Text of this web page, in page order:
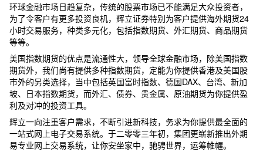
环球金融市场日趋复杂，传统的股票市场已不能满足大众投资者，
为了令客户有更多投资良机，辉立证券特别为客户提供海外期货24
小时交易服务，种类多元化，包括指数期货、外汇期货、商品期货
等等。
美国指数期货的优点是流通性大，领导全球金融市场，除美国指数
期货外，我们尚有提供多种指数期货，定能为你提供香港及美国股
市外的另类选择，当中包括英国富时指数、德国DAX、台湾、新加
坡、日本指数期货，而外汇、债券、贵金属、原油期货为你提供盈
利及对冲的投资工具。
辉立一向注重客户需求，不断引进新科技，务求为你提供最全面的
一站式网上电子交易系统。于二零零三年初，集团更崭新推出外期
易专业网上交易系统，让你安坐家中，驰骋世界，运筹帷幄。